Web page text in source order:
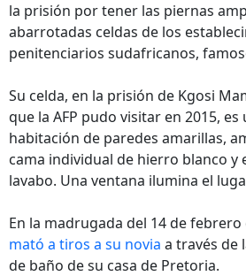
la prisión por tener las piernas
abarrotadas celdas de los
penitenciarios sudafricanos,
Su celda, en la prisión de Kgosi
que la AFP pudo visitar en 2015, es
habitación de paredes amarillas,
cama individual de hierro blanco y
lavabo. Una ventana ilumina el
En la madrugada del 14 de febrero
mató a tiros a su novia a través de
de baño de su casa de Pretoria.